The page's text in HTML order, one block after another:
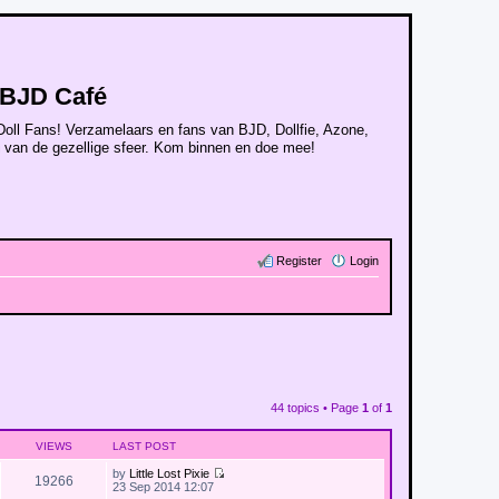
BJD Café
Fans! Verzamelaars en fans van BJD, Dollfie, Azone,
de gezellige sfeer. Kom binnen en doe mee!
Login
Register
44 topics • Page 1 of 1
VIEWS LAST POST
19266 by Little Lost Pixie
23 Sep 2014 12:07